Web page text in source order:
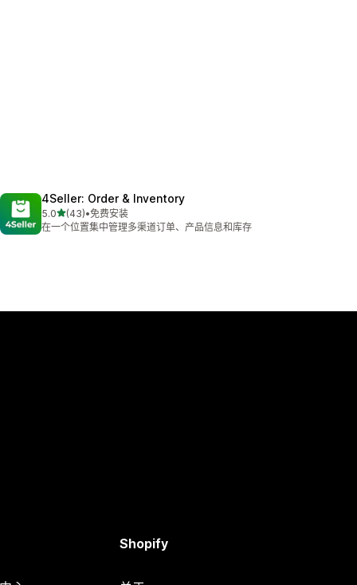
4Seller: Order & Inventory
5.0星（满分 5 星）
(43)
总共 43 条评论
•免费安装
在一个位置集中管理多渠道订单、产品信息和库存
Shopify